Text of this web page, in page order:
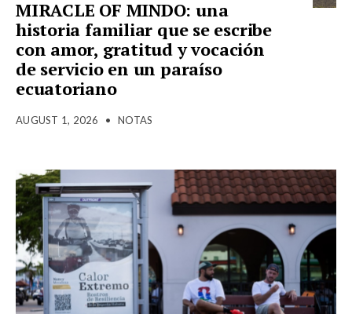
MIRACLE OF MINDO: una
historia familiar que se escribe
con amor, gratitud y vocación
de servicio en un paraíso
ecuatoriano
AUGUST 1, 2026 • NOTAS